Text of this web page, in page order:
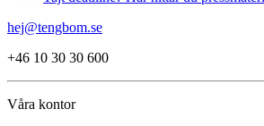
hej@tengbom.se
+46 10 30 30 600
Våra kontor